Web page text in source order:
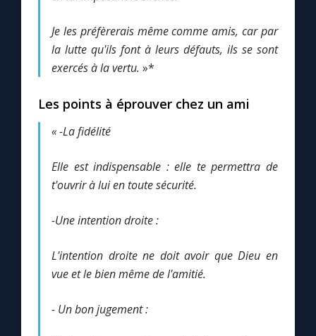
Je les préfèrerais même comme amis, car par
la lutte qu'ils font à leurs défauts, ils se sont
exercés à la vertu. »*
Les points à éprouver chez un ami
« -La fidélité
Elle est indispensable : elle te permettra de
t'ouvrir à lui en toute sécurité.
-Une intention droite :
L'intention droite ne doit avoir que Dieu en
vue et le bien même de l'amitié.
- Un bon jugement :